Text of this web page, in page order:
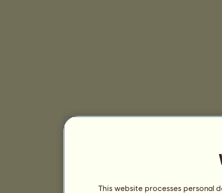
This website processes personal